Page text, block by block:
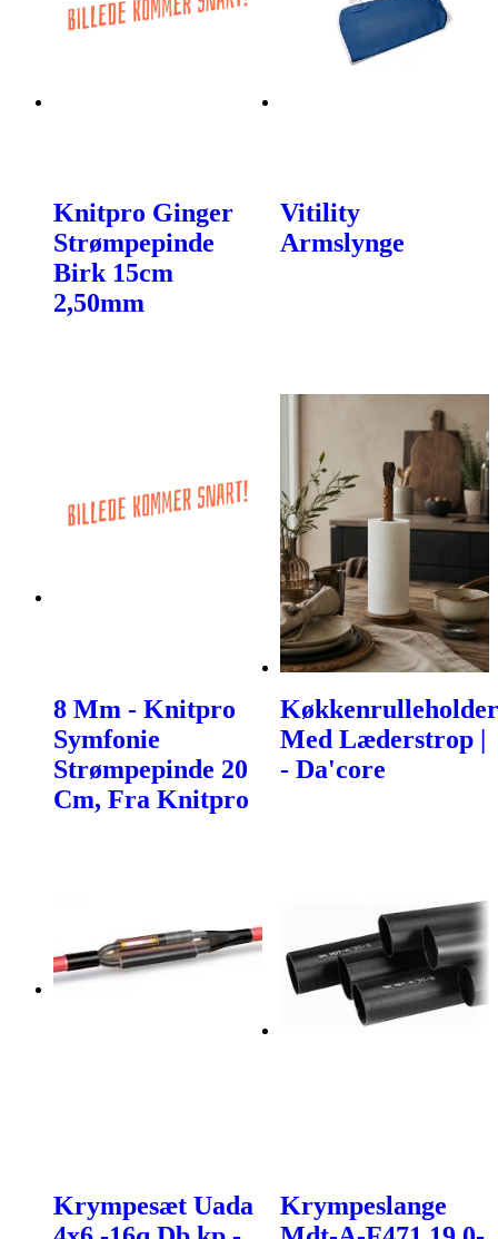
Knitpro Ginger
Strømpepinde
Birk 15cm
2,50mm
Vitility
Armslynge
8 Mm - Knitpro
Symfonie
Strømpepinde 20
Cm, Fra Knitpro
Køkkenrulleholder
Med Læderstrop |
- Da'core
Krympesæt Uada
Krympeslange